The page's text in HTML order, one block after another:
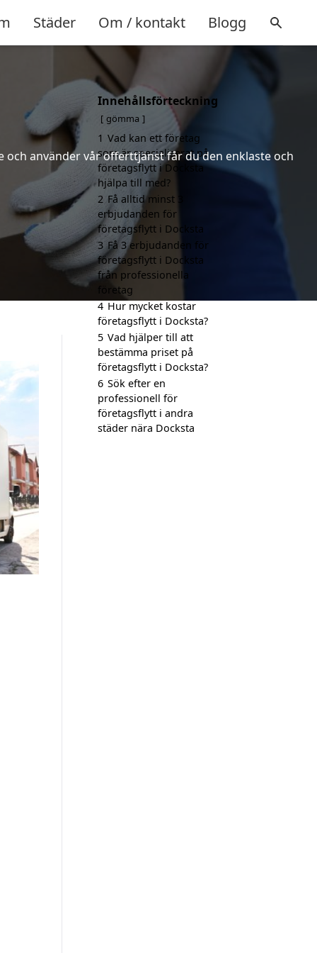
Städer Om / kontakt Blogg
använder vår offerttjänst får du den enklaste och
Innehållsförteckning
gömma
1 Vad kan ett företag
som är specialiserat på
företagsflytt i Docksta
hjälpa till med?
2 Få alltid minst 3
erbjudanden för
företagsflytt i Docksta
3 Få 3 erbjudanden för
företagsflytt i Docksta
från professionella
företag
4 Hur mycket kostar
företagsflytt i Docksta?
5 Vad hjälper till att
bestämma priset på
företagsflytt i Docksta?
6 Sök efter en
professionell för
företagsflytt i andra
städer nära Docksta